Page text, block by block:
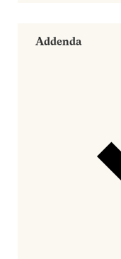
Addenda